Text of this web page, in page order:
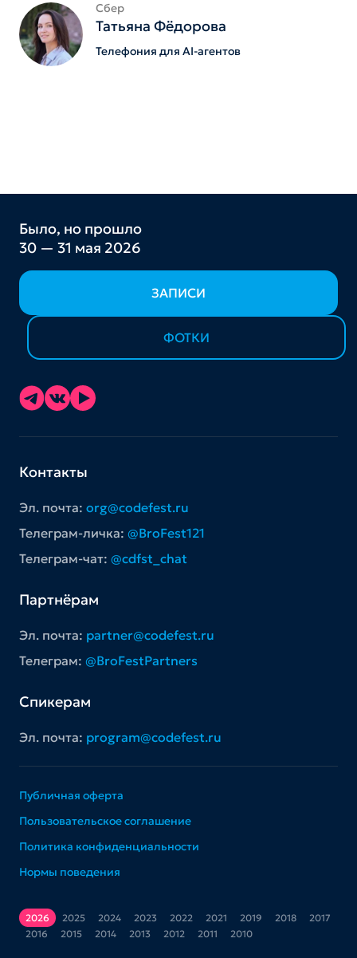
Сбер
Татьяна Фёдорова
Телефония для AI-агентов
Было, но прошло
30 — 31 мая 2026
ЗАПИСИ
ФОТКИ
Контакты
Эл. почта: org@codefest.ru
Телеграм-личка: @BroFest121
Телеграм-чат: @cdfst_chat
Партнёрам
Эл. почта: partner@codefest.ru
Телеграм: @BroFestPartners
Спикерам
Эл. почта: program@codefest.ru
Публичная оферта
Пользовательское соглашение
Политика конфиденциальности
Нормы поведения
2026 2025 2024 2023 2022 2021 2019 2018
2017
2016
2015 2014 2013 2012 2011 2010